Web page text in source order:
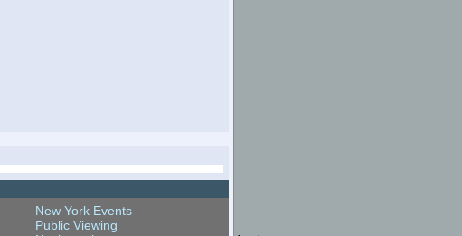
New York Events
Public Viewing